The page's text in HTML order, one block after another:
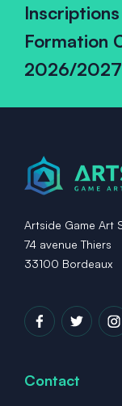
Formation
2026/
Artside Game Art
74 avenue Thiers
33100 Bordeaux
Contact